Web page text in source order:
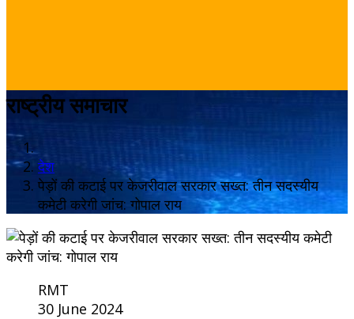
राष्ट्रीय समाचार
देश
पेड़ों की कटाई पर केजरीवाल सरकार सख्त: तीन सदस्यीय
कमेटी करेगी जांच: गोपाल राय
RMT
30 June 2024